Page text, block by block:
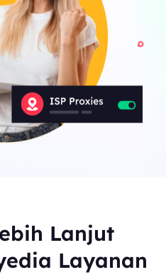
Lanjut
Layanan